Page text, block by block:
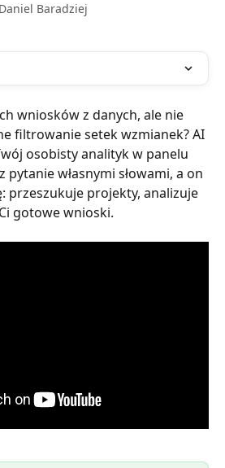
Daniel Baradziej
wniosków z danych, ale nie
filtrowanie setek wzmianek? AI
osobisty analityk w panelu
pytanie własnymi słowami, a on
przeszukuje projekty, analizuje
gotowe wnioski.